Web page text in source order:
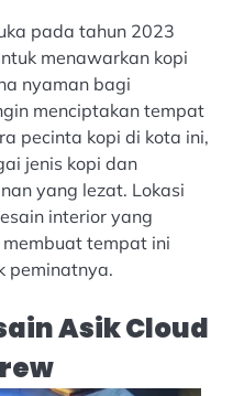
pada tahun 2023
menawarkan kopi
nyaman bagi
menciptakan tempat
pecinta kopi di kota ini,
jenis kopi dan
yang lezat. Lokasi
interior yang
tempat ini
peminatnya.
Asik Cloud